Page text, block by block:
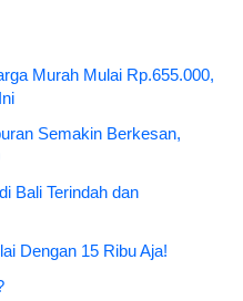
Murah Mulai Rp.655.000,
Semakin Berkesan,
Bali Terindah dan
Dengan 15 Ribu Aja!